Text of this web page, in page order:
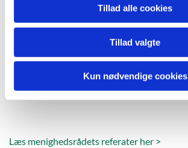
Tillad alle cookies
Tillad valgte
Kun nødvendige cookies
Læs menighedsrådets referater her >